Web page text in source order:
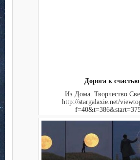
Дорога к счастью
Из Дома. Творчество
http://stargalaxie.net/
f=40&t=386&start=375